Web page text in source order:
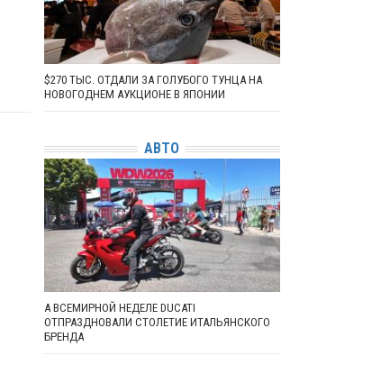
$270 ТЫС. ОТДАЛИ ЗА ГОЛУБОГО ТУНЦА НА
НОВОГОДНЕМ АУКЦИОНЕ В ЯПОНИИ
АВТО
А ВСЕМИРНОЙ НЕДЕЛЕ DUCATI
ОТПРАЗДНОВАЛИ СТОЛЕТИЕ ИТАЛЬЯНСКОГО
БРЕНДА